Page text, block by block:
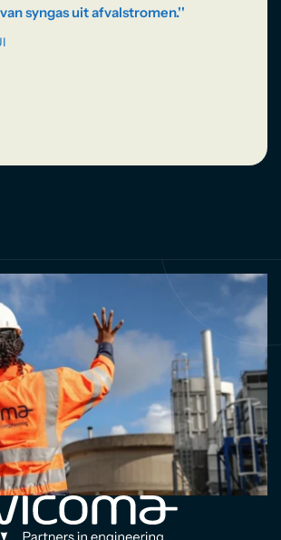
syngas uit afvalstromen.''